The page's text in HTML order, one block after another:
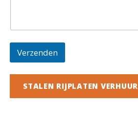
Verzenden
STALEN RIJPLATEN VERHUUR